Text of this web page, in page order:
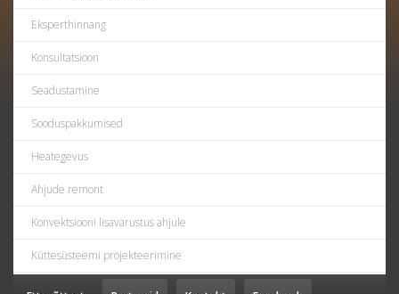
Eksperthinnang
Konsultatsioon
Seadustamine
Sooduspakkumised
Heategevus
Ahjude remont
Konvektsiooni lisavarustus ahjule
Küttesüsteemi projekteerimine